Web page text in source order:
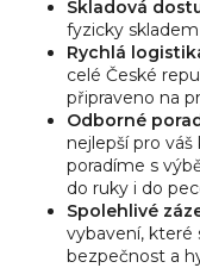
Skladová
fyzicky
Rychlá
celé České
připraveno na
Odborné
nejlepší pro
poradíme s
do ruky i do
Spolehlivé
vybavení, které
bezpečnost a